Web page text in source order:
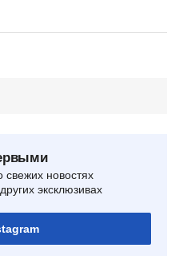
свежих новостях
эксклюзивах